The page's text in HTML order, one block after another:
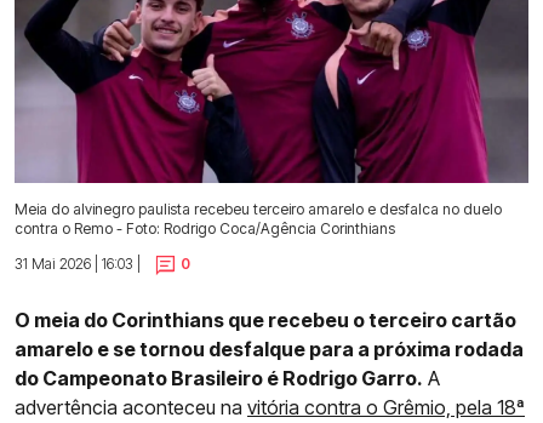
Meia do alvinegro paulista recebeu terceiro amarelo e desfalca no duelo
contra o Remo - Foto: Rodrigo Coca/Agência Corinthians
31 Mai 2026 | 16:03 |
0
O meia do Corinthians que recebeu o terceiro cartão
amarelo e se tornou desfalque para a próxima rodada
do Campeonato Brasileiro é Rodrigo Garro. A
advertência aconteceu na vitória contra o Grêmio, pela 18ª